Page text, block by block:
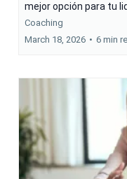
mejor opción para tu
Coaching
March 18, 2026 • 6 min